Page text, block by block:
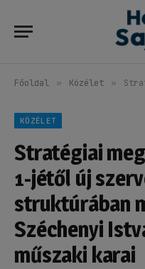
Főoldal » Közélet » Stratégiai
KÖZÉLET
Stratégiai
1-jétől új
struktúrában
Széchenyi
műszaki karai